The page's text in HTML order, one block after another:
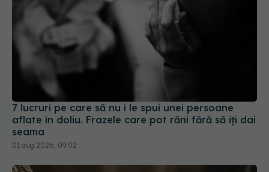
7 lucruri pe care să nu i le spui unei persoane
aflate în doliu. Frazele care pot răni fără să îți dai
seama
01 aug 2026, 09:02